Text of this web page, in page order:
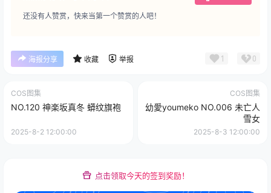
还没有人赞赏，快来当第一个赞赏的人吧！
海报分享 收藏 举报 1 0
COS图集
NO.120 神楽坂真冬 蟒纹旗袍
2025-8-2 12:00:00
COS图集
幼愛youmeko NO.006 未亡人
雪女
2025-8-3 12:00:00
点击领取今天的签到奖励！